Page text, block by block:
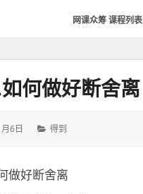
网课众筹 课程列表
何做好断舍离
6日
分
得到
做好断舍离